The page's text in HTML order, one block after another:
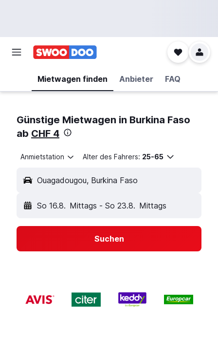
Mietwagen finden Anbieter FAQ
Günstige Mietwagen in Burkina Faso
ab CHF 4
Anmietstation Alter des Fahrers: 25-65
Ouagadougou, Burkina Faso
So 16.8. Mittags - So 23.8. Mittags
Suchen